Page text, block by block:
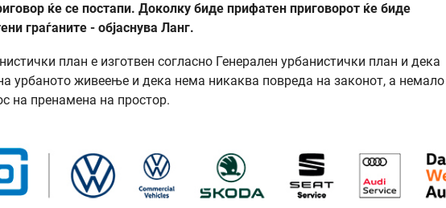
ќе се постапи. Доколку биде прифатен приговорот ќе биде
граѓаните - објаснува Ланг.
план е изготвен согласно Генерален урбанистички план и дека
урбаното живеење и дека нема никаква повреда на законот, а
на пренамена на простор.